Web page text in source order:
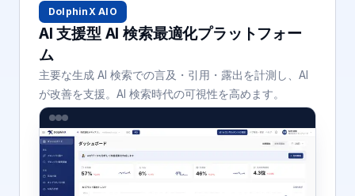
DolphinX AIO
AI 支援型 AI 検索最適化プラットフォー
ム
主要な生成 AI 検索での言及・引用・露出を計測し、AI
が改善を支援。AI 検索時代の可視性を高めます。